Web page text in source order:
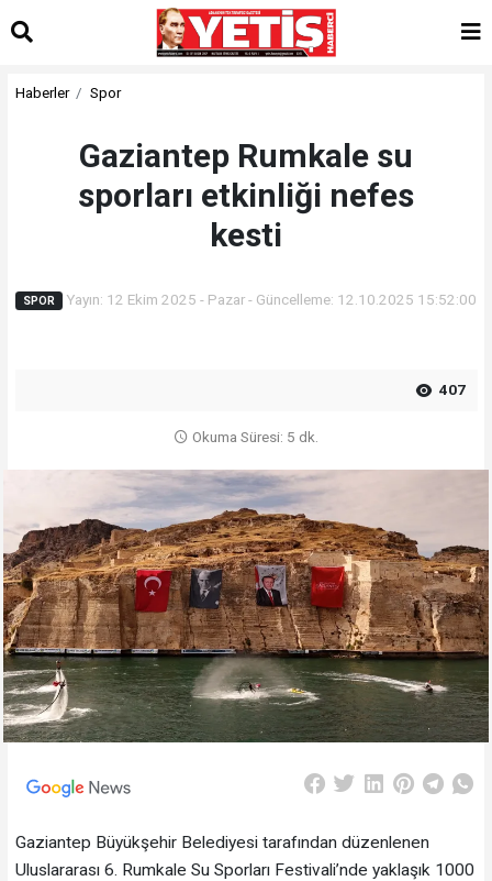
Haberler Spor
Gaziantep Rumkale su
sporları etkinliği nefes
kesti
SPOR Yayın: 12 Ekim 2025 - Pazar - Güncelleme: 12.10.2025 15:52:00
407
Okuma Süresi: 5 dk.
Gaziantep Büyükşehir Belediyesi tarafından düzenlenen
Uluslararası 6. Rumkale Su Sporları Festivali’nde yaklaşık 1000